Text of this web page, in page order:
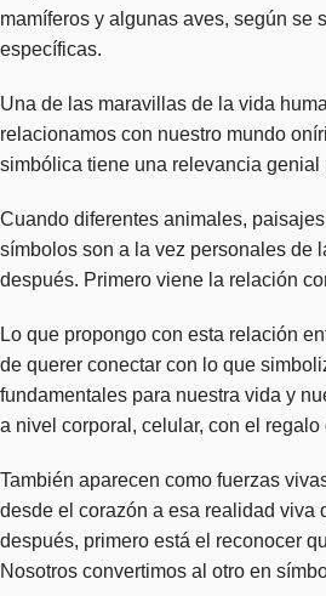
mamíferos y algunas aves, según se
específicas.
Una de las maravillas de la vida
relacionamos con nuestro mundo
simbólica tiene una relevancia
Cuando diferentes animales,
símbolos son a la vez personales de
después. Primero viene la relación
Lo que propongo con esta relación
de querer conectar con lo que
fundamentales para nuestra vida y
a nivel corporal, celular, con el
También aparecen como fuerzas
desde el corazón a esa realidad viva
después, primero está el reconocer
Nosotros convertimos al otro en